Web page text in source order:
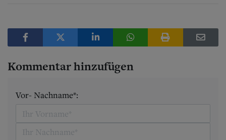
Kommentar hinzufügen
Vor- Nachname*: